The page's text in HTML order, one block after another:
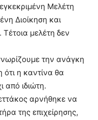
Μελέτη
Διοίκηση και
μελέτη δεν
την ανάγκη
η καντίνα θα
από ιδιώτη.
αρνήθηκε να
της επιχείρησης,